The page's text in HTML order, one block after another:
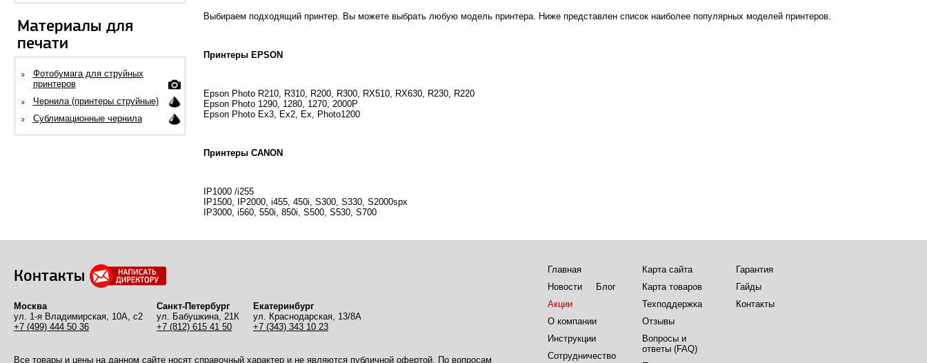
Материалы для
печати
Фотобумага для струйных
принтеров
Чернила (принтеры струйные)
Сублимационные чернила
Выбираем подходящий принтер. Вы можете выбрать любую модель принтера. Ниже представлен список наиболее популярных моделей принтеров.
Принтеры EPSON
Epson Photo R210, R310, R200, R300, RX510, RX630, R230, R220
Epson Photo 1290, 1280, 1270, 2000P
Epson Photo Ex3, Ex2, Ex, Photo1200
Принтеры CANON
IP1000 /i255
IP1500, IP2000, i455, 450i, S300, S330, S2000spx
IP3000, i560, 550i, 850i, S500, S530, S700
Контакты
Москва
ул. 1-я Владимирская, 10А, с2
+7 (499) 444 50 36
Санкт-Петербург
ул. Бабушкина, 21К
+7 (812) 615 41 50
Екатеринбург
ул. Краснодарская, 13/8А
+7 (343) 343 10 23
Все товары и цены на данном сайте носят справочный характер и не являются публичной офертой. По вопросам
Главная
Новости
Блог
Акции
О компании
Инструкции
Сотрудничество
Карта сайта
Карта товаров
Техподдержка
Отзывы
Вопросы и
ответы (FAQ)
Гарантия
Гайды
Контакты